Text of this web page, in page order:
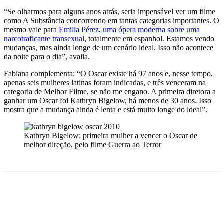
“Se olharmos para alguns anos atrás, seria impensável ver um filme
como A Substância concorrendo em tantas categorias importantes. O
mesmo vale para Emilia Pérez, uma ópera moderna sobre uma
narcotraficante transexual, totalmente em espanhol. Estamos vendo
mudanças, mas ainda longe de um cenário ideal. Isso não acontece
da noite para o dia”, avalia.
Fabiana complementa: “O Oscar existe há 97 anos e, nesse tempo,
apenas seis mulheres latinas foram indicadas, e três venceram na
categoria de Melhor Filme, se não me engano. A primeira diretora a
ganhar um Oscar foi Kathryn Bigelow, há menos de 30 anos. Isso
mostra que a mudança ainda é lenta e está muito longe do ideal”.
Kathryn Bigelow: primeira mulher a vencer o Oscar de
melhor direção, pelo filme Guerra ao Terror